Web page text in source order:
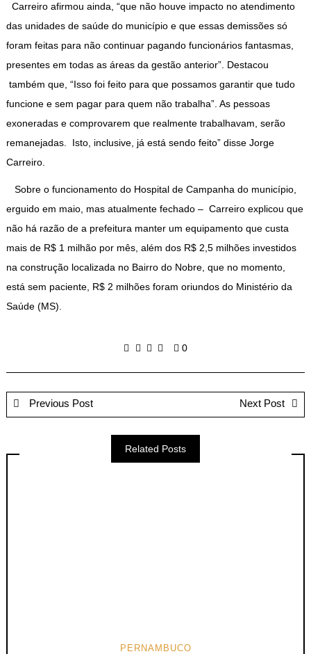
Carreiro afirmou ainda, “que não houve impacto no atendimento
das unidades de saúde do município e que essas demissões só
foram feitas para não continuar pagando funcionários fantasmas,
presentes em todas as áreas da gestão anterior”. Destacou
também que, “Isso foi feito para que possamos garantir que tudo
funcione e sem pagar para quem não trabalha”. As pessoas
exoneradas e comprovarem que realmente trabalhavam, serão
remanejadas. Isto, inclusive, já está sendo feito” disse Jorge
Carreiro.
Sobre o funcionamento do Hospital de Campanha do município,
erguido em maio, mas atualmente fechado – Carreiro explicou que
não há razão de a prefeitura manter um equipamento que custa
mais de R$ 1 milhão por mês, além dos R$ 2,5 milhões investidos
na construção localizada no Bairro do Nobre, que no momento,
está sem paciente, R$ 2 milhões foram oriundos do Ministério da
Saúde (MS).
0
Previous Post Next Post
Related Posts
PERNAMBUCO